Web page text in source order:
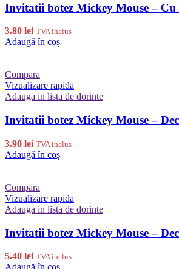
Invitatii botez Mickey Mouse –
3.80 lei TVA inclus
Adaugă în coș
Compara
Vizualizare rapida
Adauga in lista de dorinte
Invitatii botez Mickey Mouse –
3.90 lei TVA inclus
Adaugă în coș
Compara
Vizualizare rapida
Adauga in lista de dorinte
Invitatii botez Mickey Mouse –
5.40 lei TVA inclus